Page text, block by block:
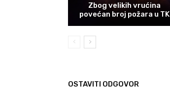
Zbog velikih vrućina
povećan broj požara u TK
OSTAVITI ODGOVOR